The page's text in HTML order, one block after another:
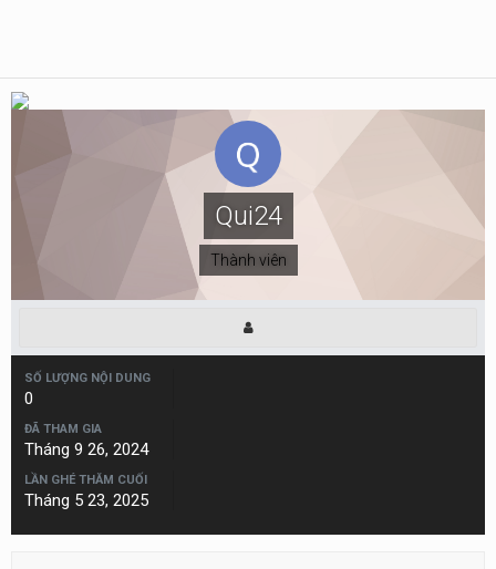
Qui24
Thành viên
SỐ LƯỢNG NỘI DUNG
0
ĐÃ THAM GIA
Tháng 9 26, 2024
LẦN GHÉ THĂM CUỐI
Tháng 5 23, 2025